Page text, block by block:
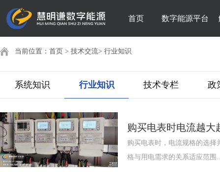
首页 数字能源平台
当前位置： 首页 > 技术交流> 行业知识
系统知识 行业知识 技术专栏 政
购买电表时电流越大
购买电表时，电流规格的选
格与用电需求的关系适应范围